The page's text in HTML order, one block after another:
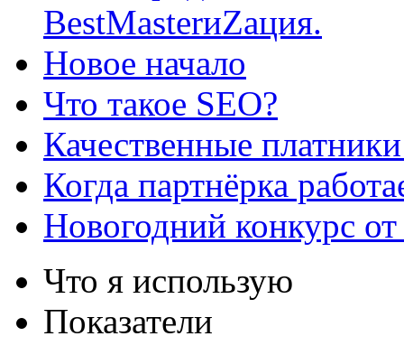
BestMasterиZация.
Новое начало
Что такое SEO?
Качественные
Когда партнёрка
Новогодний конкурс
Что я использую
Показатели